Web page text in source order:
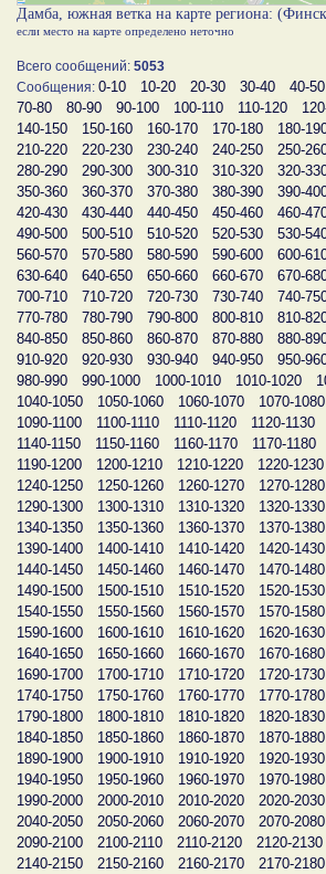
Дамба, южная ветка на карте региона:
если место на карте определено неточно
Всего сообщений: 5053
Сообщения: 0-10 10-20 20-30 30-40 40-50
70-80
80-90 90-100 100-110 110-120
140-150
150-160 160-170 170-180 180-
210-220
220-230 230-240 240-250 250-
280-290
290-300 300-310 310-320 320-
350-360
360-370 370-380 380-390 390-
420-430
430-440 440-450 450-460 460-
490-500
500-510 510-520 520-530 530-
560-570
570-580 580-590 590-600 600-
630-640
640-650 650-660 660-670 670-
700-710
710-720 720-730 730-740 740-
770-780
780-790 790-800 800-810 810-
840-850
850-860 860-870 870-880 880-
910-920
920-930 930-940 940-950 950-
980-990
990-1000 1000-1010 1010-1020
1040-1050
1050-1060 1060-1070 1070-1080
1090-1100
1100-1110 1110-1120 1120-1130
1140-1150
1150-1160 1160-1170 1170-1180
1190-1200
1200-1210 1210-1220 1220-1230
1240-1250
1250-1260 1260-1270 1270-1280
1290-1300
1300-1310 1310-1320 1320-1330
1340-1350
1350-1360 1360-1370 1370-1380
1390-1400
1400-1410 1410-1420 1420-1430
1440-1450
1450-1460 1460-1470 1470-1480
1490-1500
1500-1510 1510-1520 1520-1530
1540-1550
1550-1560 1560-1570 1570-1580
1590-1600
1600-1610 1610-1620 1620-1630
1640-1650
1650-1660 1660-1670 1670-1680
1690-1700
1700-1710 1710-1720 1720-1730
1740-1750
1750-1760 1760-1770 1770-1780
1790-1800
1800-1810 1810-1820 1820-1830
1840-1850
1850-1860 1860-1870 1870-1880
1890-1900
1900-1910 1910-1920 1920-1930
1940-1950
1950-1960 1960-1970 1970-1980
1990-2000
2000-2010 2010-2020 2020-2030
2040-2050
2050-2060 2060-2070 2070-2080
2090-2100
2100-2110 2110-2120 2120-2130
2140-2150
2150-2160 2160-2170 2170-2180